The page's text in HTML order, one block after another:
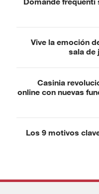
Domande frequenti
Vive la emoción
sala de
Casinia
online con nuevas
Los 9 motivos